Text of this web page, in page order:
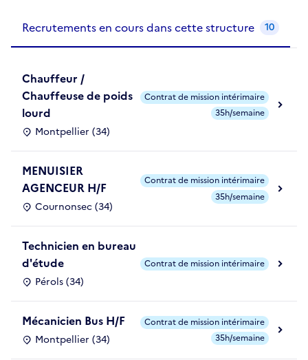
Recrutements en cours dans cette structure 10
Chauffeur /
Chauffeuse de poids
lourd
Montpellier (34)
Contrat de mission intérimaire
35h/semaine
MENUISIER
AGENCEUR H/F
Cournonsec (34)
Contrat de mission intérimaire
35h/semaine
Technicien en bureau
d'étude
Pérols (34)
Contrat de mission intérimaire
Mécanicien Bus H/F
Montpellier (34)
Contrat de mission intérimaire
35h/semaine